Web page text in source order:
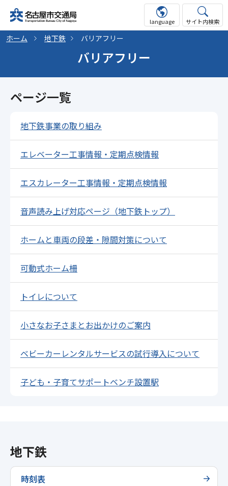
language サイト内検索
ホーム 地下鉄 バリアフリー
バリアフリー
ページ一覧
地下鉄事業の取り組み
エレベーター工事情報・定期点検情報
エスカレーター工事情報・定期点検情報
音声読み上げ対応ページ（地下鉄トップ）
ホームと車両の段差・隙間対策について
可動式ホーム柵
トイレについて
小さなお子さまとお出かけのご案内
ベビーカーレンタルサービスの試行導入について
子ども・子育てサポートベンチ設置駅
地下鉄
時刻表